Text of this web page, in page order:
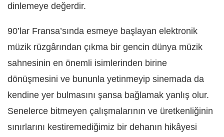
dinlemeye değerdir.
90’lar Fransa’sında esmeye başlayan elektronik
müzik rüzgârından çıkma bir gencin dünya müzik
sahnesinin en önemli isimlerinden birine
dönüşmesini ve bununla yetinmeyip sinemada da
kendine yer bulmasını şansa bağlamak yanlış olur.
Senelerce bitmeyen çalışmalarının ve üretkenliğinin
sınırlarını kestiremediğimiz bir dehanın hikâyesi